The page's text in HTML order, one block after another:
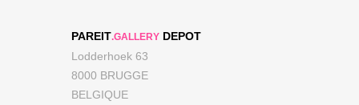
PAREIT.GALLERY DEPOT
Lodderhoek 63
8000 BRUGGE
BELGIQUE